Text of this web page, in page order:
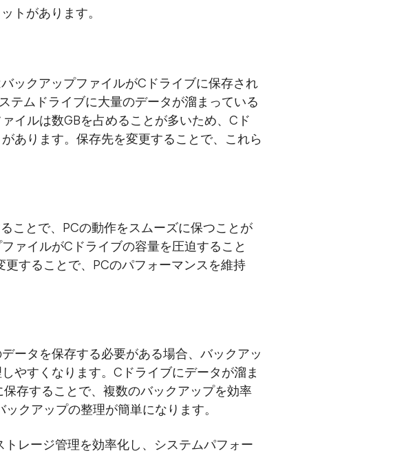
トがあります。
ックアップファイルがCドライブに保存され
テムドライブに大量のデータが溜まっている
イルは数GBを占めることが多いため、Cド
あります。保存先を変更することで、これら
ことで、PCの動作をスムーズに保つことが
ァイルがCドライブの容量を圧迫すること
することで、PCのパフォーマンスを維持
ータを保存する必要がある場合、バックアッ
やすくなります。Cドライブにデータが溜ま
存することで、複数のバックアップを効率
クアップの整理が簡単になります。
レージ管理を効率化し、システムパフォー